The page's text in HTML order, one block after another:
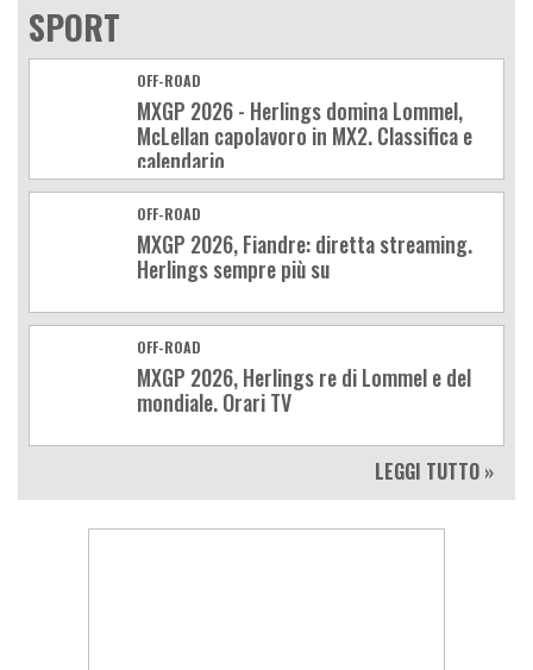
SPORT
OFF-ROAD
MXGP 2026 - Herlings domina Lommel,
McLellan capolavoro in MX2. Classifica e
calendario
OFF-ROAD
MXGP 2026, Fiandre: diretta streaming.
Herlings sempre più su
OFF-ROAD
MXGP 2026, Herlings re di Lommel e del
mondiale. Orari TV
LEGGI TUTTO »